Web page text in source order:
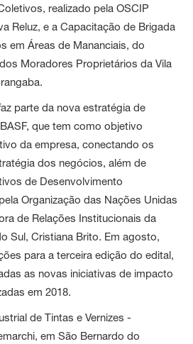
realizado pela OSCIP
Reluz, e a Capacitação de Brigada
em Áreas de Mananciais, do
Moradores Proprietários da Vila
parte da nova estratégia de
que tem como objetivo
da empresa, conectando os
dos negócios, além de
de Desenvolvimento
Organização das Nações Unidas
de Relações Institucionais da
Sul, Cristiana Brito. Em agosto,
para a terceira edição do edital,
as novas iniciativas de impacto
em 2018.
de Tintas e Vernizes -
em São Bernardo do